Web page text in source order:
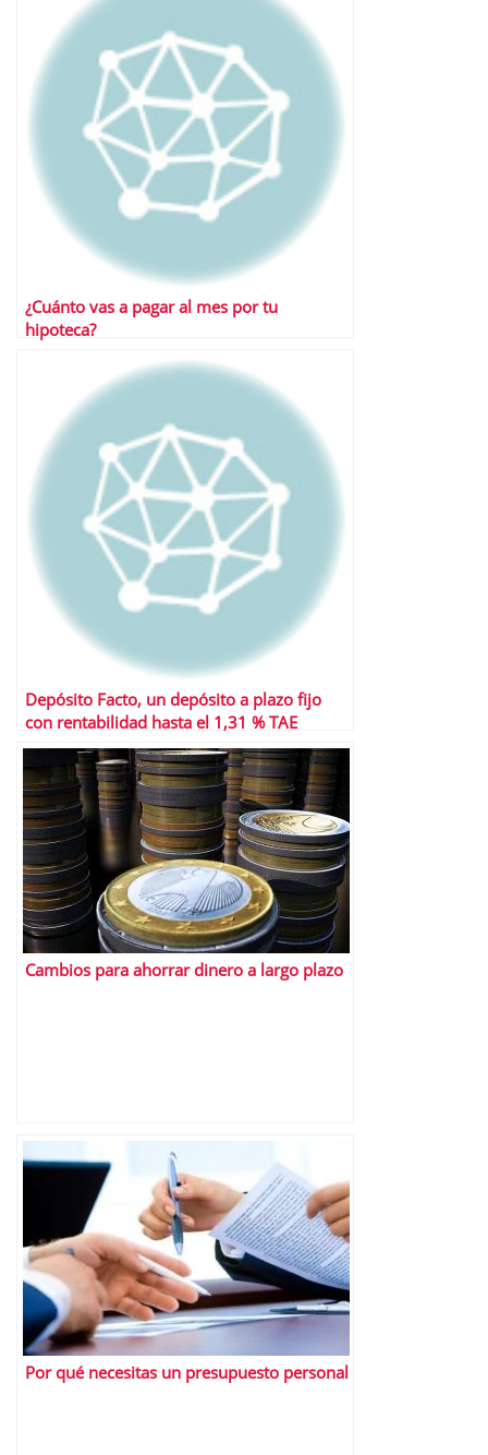
¿Cuánto vas a pagar al mes por tu
hipoteca?
Depósito Facto, un depósito a plazo fijo
con rentabilidad hasta el 1,31 % TAE
Cambios para ahorrar dinero a largo plazo
Por qué necesitas un presupuesto personal